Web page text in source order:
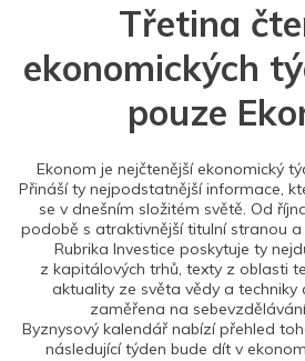
Třetina
ekonomických
pouze
Ekonom je nejčtenější ekonomický
Přináší ty nejpodstatnější informace,
se v dnešním složitém světě. Od
podobě s atraktivnější titulní stranou
Rubrika Investice poskytuje ty
z kapitálových trhů, texty z oblasti
aktuality ze světa vědy a techniky
zaměřena na
Byznysový kalendář nabízí přehled
následující týden bude dít v